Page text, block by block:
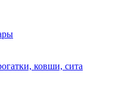
ковши, сита